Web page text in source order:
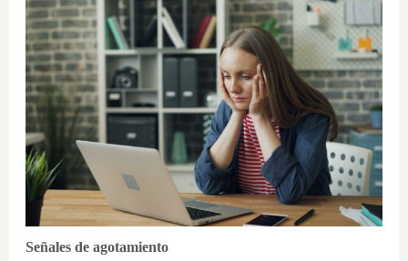
Señales de agotamiento